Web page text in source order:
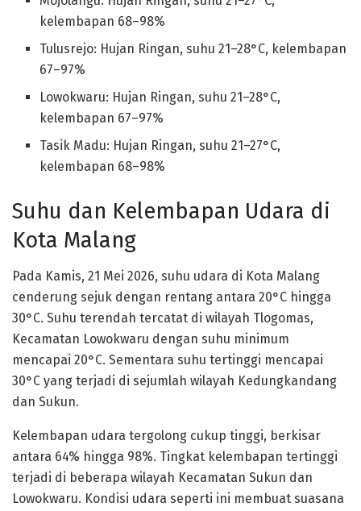
kelembapan 68–98%
Tulusrejo: Hujan Ringan, suhu 21–28°C, kelembapan
67–97%
Lowokwaru: Hujan Ringan, suhu 21–28°C,
kelembapan 67–97%
Tasik Madu: Hujan Ringan, suhu 21–27°C,
kelembapan 68–98%
Suhu dan Kelembapan Udara di
Kota Malang
Pada Kamis, 21 Mei 2026, suhu udara di Kota Malang
cenderung sejuk dengan rentang antara 20°C hingga
30°C. Suhu terendah tercatat di wilayah Tlogomas,
Kecamatan Lowokwaru dengan suhu minimum
mencapai 20°C. Sementara suhu tertinggi mencapai
30°C yang terjadi di sejumlah wilayah Kedungkandang
dan Sukun.
Kelembapan udara tergolong cukup tinggi, berkisar
antara 64% hingga 98%. Tingkat kelembapan tertinggi
terjadi di beberapa wilayah Kecamatan Sukun dan
Lowokwaru. Kondisi udara seperti ini membuat suasana